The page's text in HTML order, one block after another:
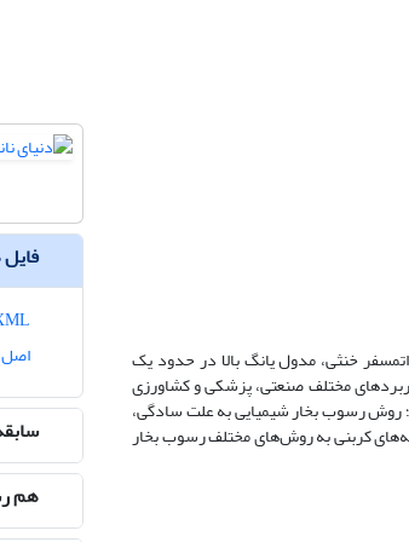
اتمسفر خنثی، مدول یانگ بالا در حدود یک
مختلف صنعتی، پزشکی و کشاورزی
روش رسوب بخار شیمیایی به علت سادگی،
کربنی به روش‌های مختلف رسوب بخار
اصل
هم